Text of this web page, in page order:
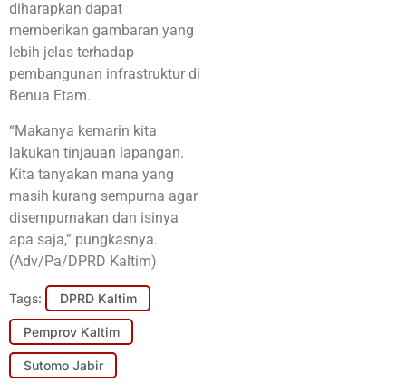
diharapkan dapat
memberikan gambaran yang
lebih jelas terhadap
pembangunan infrastruktur di
Benua Etam.
“Makanya kemarin kita
lakukan tinjauan lapangan.
Kita tanyakan mana yang
masih kurang sempurna agar
disempurnakan dan isinya
apa saja,” pungkasnya.
(Adv/Pa/DPRD Kaltim)
Tags: DPRD Kaltim
Pemprov Kaltim
Sutomo Jabir